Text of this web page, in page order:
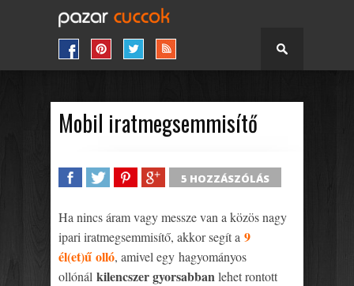
Mobil iratmegsemmisítő
5 HOZZÁSZÓLÁS
Ha nincs áram vagy messze van a közös nagy
ipari iratmegsemmisítő, akkor segít a 9
él(et)ű olló, amivel egy hagyományos
ollónál kilencszer gyorsabbanlehet rontott